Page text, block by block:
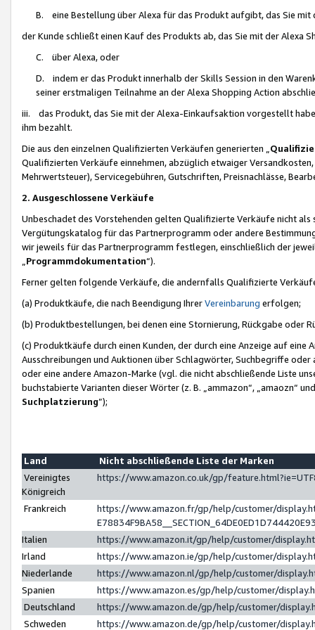
B. eine Bestellung über Alexa für das Produkt aufgibt, das Sie mit
der Kunde schließt einen Kauf des Produkts ab, das Sie mit der Alexa
C. über Alexa, oder
D. indem er das Produkt innerhalb der Skills Session in den
seiner erstmaligen Teilnahme an der Alexa Shopping Action
iii. das Produkt, das Sie mit der Alexa-Einkaufsaktion vorgestellt
ihm bezahlt.
Die aus den einzelnen Qualifizierten Verkäufen generierten „
Qualifizierten Verkäufe einnehmen, abzüglich etwaiger
Mehrwertsteuer), Servicegebühren, Gutschriften, Preisnachlässe,
2. Ausgeschlossene Verkäufe
Unbeschadet des Vorstehenden gelten Qualifizierte Verkäufe nicht
Vergütungskatalog für das Partnerprogramm oder andere
wir jeweils für das Partnerprogramm festlegen, einschließlich der
Programmdokumentation“).
Ferner gelten folgende Verkäufe, die andernfalls Qualifizierte
(a) Produktkäufe, die nach Beendigung IhrerVereinbarung erfolgen;
(b) Produktbestellungen, bei denen eine Stornierung, Rückgabe oder
(c) Produktkäufe durch einen Kunden, der durch eine Anzeige auf
Ausschreibungen und Auktionen über Schlagwörter, Suchbegriffe
oder eine andere Amazon-Marke (vgl. die nicht abschließende Liste
buchstabierte Varianten dieser Wörter (z. B. „ammazon“, „amaozn“
Suchplatzierung”);
Land
Nicht abschließende Liste der Marken
Vereinigtes
Königreich
https://www.amazon.co.uk/gp/
Frankreich
https://www.amazon.fr/gp/help/customer/
Italien
https://www.amazon.it/gp/help/customer/
Irland
https://www.amazon.ie/gp/help/customer/
Niederlande
https://www.amazon.nl/gp/help/customer/
Spanien
https://www.amazon.es/gp/help/customer/
Deutschland
https://www.amazon.de/gp/help/customer/
Schweden
https://www.amazon.de/gp/help/customer/